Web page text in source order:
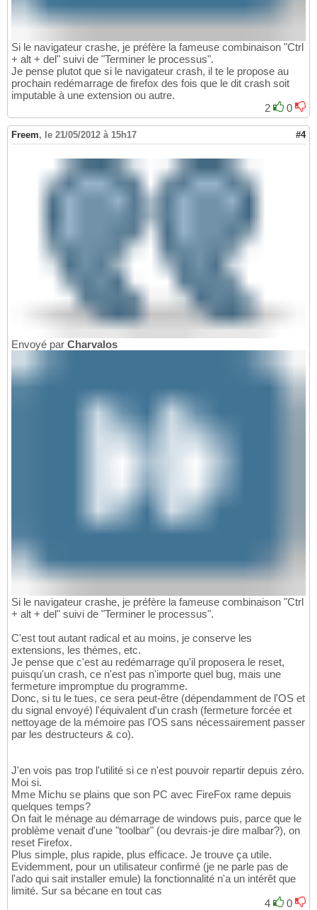
Si le navigateur crashe, je préfère la fameuse combinaison "Ctrl
+ alt + del" suivi de "Terminer le processus".
Je pense plutot que si le navigateur crash, il te le propose au
prochain redémarrage de firefox des fois que le dit crash soit
imputable à une extension ou autre.
2
0
Freem, le 21/05/2012 à 15h17 #4
Envoyé par Charvalos
Si le navigateur crashe, je préfère la fameuse combinaison "Ctrl
+ alt + del" suivi de "Terminer le processus".
C'est tout autant radical et au moins, je conserve les
extensions, les thèmes, etc.
Je pense que c'est au redémarrage qu'il proposera le reset,
puisqu'un crash, ce n'est pas n'importe quel bug, mais une
fermeture impromptue du programme.
Donc, si tu le tues, ce sera peut-être (dépendamment de l'OS et
du signal envoyé) l'équivalent d'un crash (fermeture forcée et
nettoyage de la mémoire pas l'OS sans nécessairement passer
par les destructeurs & co).
J'en vois pas trop l'utilité si ce n'est pouvoir repartir depuis zéro.
Moi si.
Mme Michu se plains que son PC avec FireFox rame depuis
quelques temps?
On fait le ménage au démarrage de windows puis, parce que le
problème venait d'une "toolbar" (ou devrais-je dire malbar?), on
reset Firefox.
Plus simple, plus rapide, plus efficace. Je trouve ça utile.
Evidemment, pour un utilisateur confirmé (je ne parle pas de
l'ado qui sait installer emule) la fonctionnalité n'a un intérêt que
limité. Sur sa bécane en tout cas
4
0